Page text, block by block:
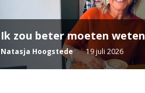
Ik zou beter moeten weten
Natasja Hoogstede 19 juli 2026